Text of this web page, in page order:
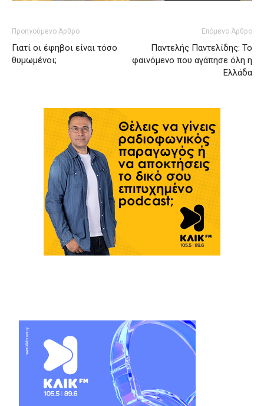
Προηγούμενο Άρθρο
Γιατί οι έφηβοι είναι τόσο
θυμωμένοι;
Επόμενο Άρθρο
Παντελής Παντελίδης: Το
φαινόμενο που αγάπησε όλη η
Ελλάδα